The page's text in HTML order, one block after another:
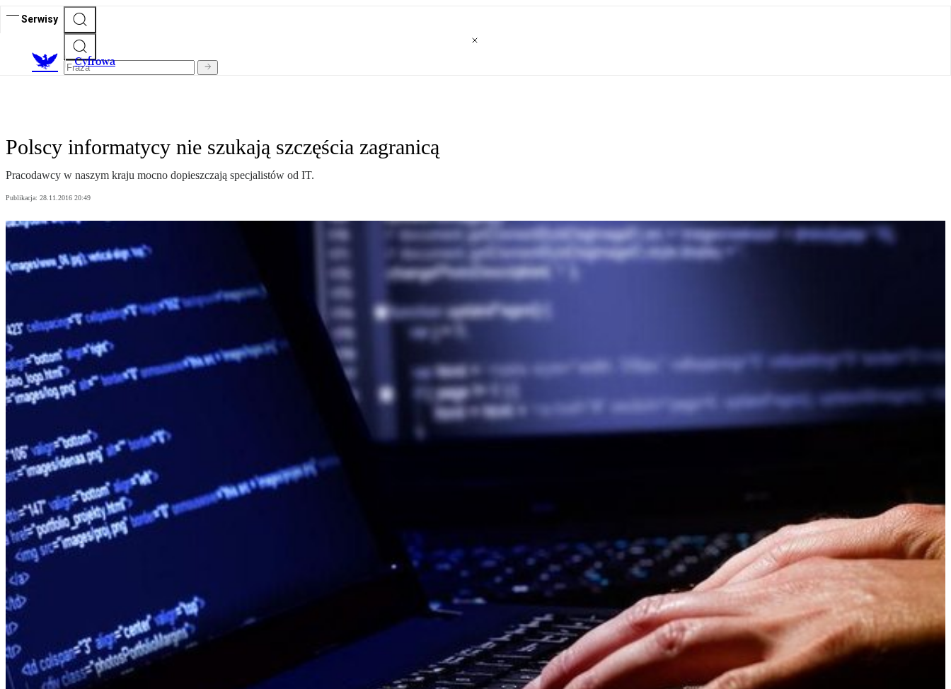
Serwisy
Cyfrowa
Polscy informatycy nie szukają szczęścia zagranicą
Pracodawcy w naszym kraju mocno dopieszczają specjalistów od IT.
Publikacja: 28.11.2016 20:49